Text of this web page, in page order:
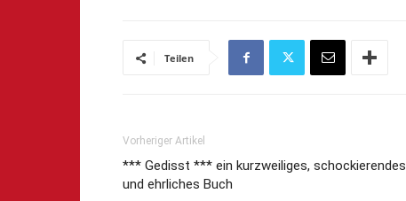
Teilen
Vorheriger Artikel
*** Gedisst *** ein kurzweiliges, schockierendes
und ehrliches Buch